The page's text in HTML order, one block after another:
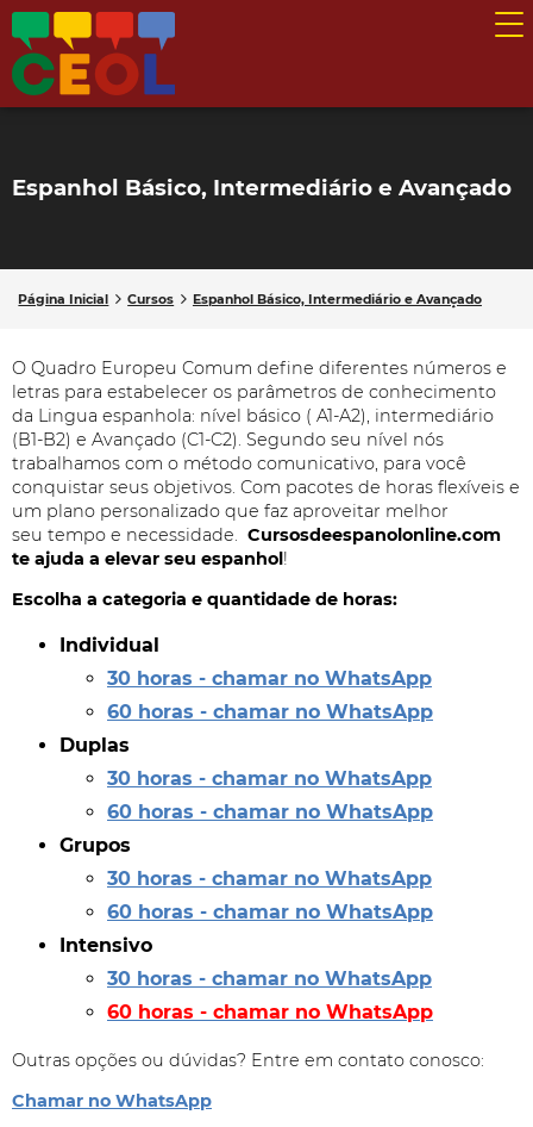
Espanhol Básico, Intermediário e Avançado
Página Inicial Cursos Espanhol Básico, Intermediário e Avançado
O Quadro Europeu Comum define diferentes números e
letras para estabelecer os parâmetros de conhecimento
da Lingua espanhola: nível básico ( A1-A2), intermediário
(B1-B2) e Avançado (C1-C2). Segundo seu nível nós
trabalhamos com o método comunicativo, para você
conquistar seus objetivos. Com pacotes de horas flexíveis e
um plano personalizado que faz aproveitar melhor
seu tempo e necessidade. Cursosdeespanolonline.com
te ajuda a elevar seu espanhol!
Escolha a categoria e quantidade de horas:
Individual
30 horas - chamar no WhatsApp
60 horas - chamar no WhatsApp
Duplas
30 horas - chamar no WhatsApp
60 horas - chamar no WhatsApp
Grupos
30 horas - chamar no WhatsApp
60 horas - chamar no WhatsApp
Intensivo
30 horas - chamar no WhatsApp
60 horas - chamar no WhatsApp
Outras opções ou dúvidas? Entre em contato conosco:
Chamar no WhatsApp